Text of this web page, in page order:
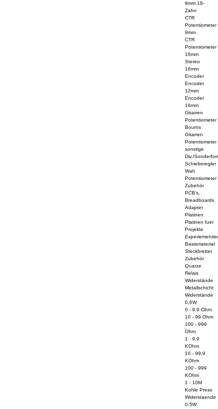
9mm 18-
Zahn
CTR
Potentiometer
9mm
CTR
Potentiometer
16mm
Stereo
16mm
Encoder
Encoder
12mm
Encoder
16mm
Gitarren
Potentiometer
Bourns
Gitarren
Potentiometer
sonstige
Div./
Schieberegler
Wah
Potentiometer
Zubehör
PCB's,
Breadboards
Adapter
Platinen
Platinen fuer
Projekte
Basismaterial
Steckbretter
Zubehör
Quarze
Relais
Widerstände
Metallschicht
Widerstände
0,6W
0 - 9,9 Ohm
10 - 99 Ohm
100 - 999
Ohm
1 - 9,9
KOhm
10 - 99,9
KOhm
100 - 999
KOhm
1 - 10M
Kohle Press
Widerstaende
0.5W